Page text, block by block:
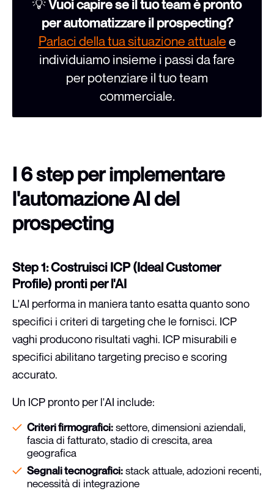
💡Vuoi capire se il tuo team è pronto
per automatizzare il prospecting?
Parlaci della tua situazione attualee
individuiamo insieme i passi da fare
per potenziare il tuo team
commerciale.
I 6 step per implementare
l'automazione AI del
prospecting
Step 1: Costruisci ICP (Ideal Customer
Profile) pronti per l'AI
L'AI performa in maniera tanto esatta quanto sono
specifici i criteri di targeting che le fornisci. ICP
vaghi producono risultati vaghi. ICP misurabili e
specifici abilitano targeting preciso e scoring
accurato.
Un ICP pronto per l'AI include:
Criteri firmografici:settore, dimensioni aziendali,
fascia di fatturato, stadio di crescita, area
geografica
Segnali tecnografici:stack attuale, adozioni recenti,
necessità di integrazione